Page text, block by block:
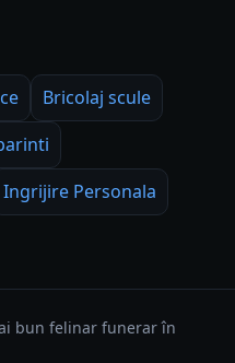
Bricolaj scule
Ingrijire Personala
bun felinar funerar în